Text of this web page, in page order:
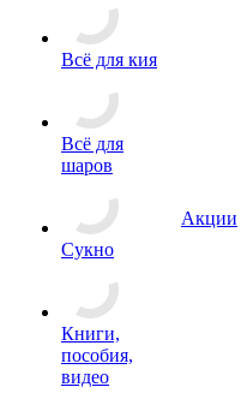
Всё для кия
Всё для
шаров
Сукно
Книги,
пособия,
видео
Акции